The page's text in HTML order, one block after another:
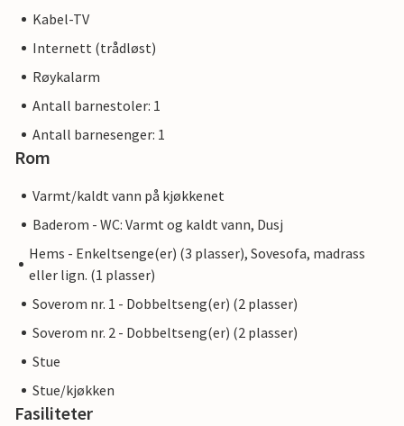
Kabel-TV
Internett (trådløst)
Røykalarm
Antall barnestoler: 1
Antall barnesenger: 1
Rom
Varmt/kaldt vann på kjøkkenet
Baderom - WC: Varmt og kaldt vann, Dusj
Hems - Enkeltsenge(er) (3 plasser), Sovesofa, madrass
eller lign. (1 plasser)
Soverom nr. 1 - Dobbeltseng(er) (2 plasser)
Soverom nr. 2 - Dobbeltseng(er) (2 plasser)
Stue
Stue/kjøkken
Fasiliteter